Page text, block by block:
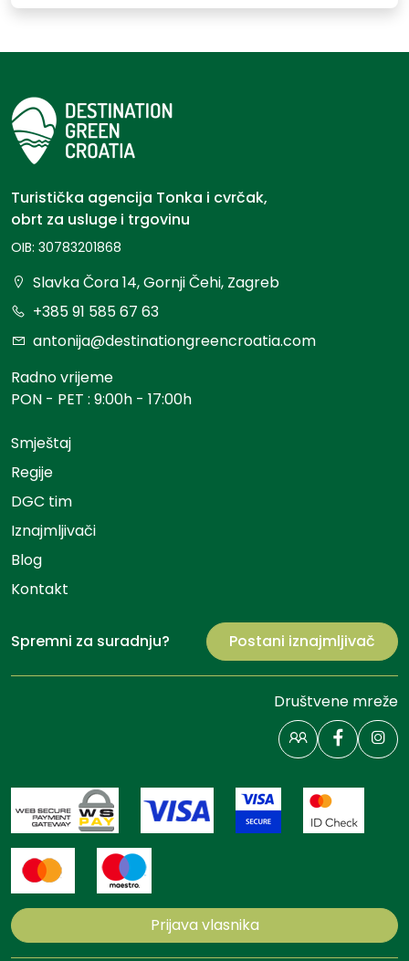
Turistička agencija Tonka i cvrčak,
obrt za usluge i trgovinu
OIB: 30783201868
Slavka Čora 14, Gornji Čehi, Zagreb
+385 91 585 67 63
antonija@destinationgreencroatia.com
Radno vrijeme
PON - PET : 9:00h - 17:00h
Smještaj
Regije
DGC tim
Iznajmljivači
Blog
Kontakt
Spremni za suradnju? Postani iznajmljivač
Društvene mreže
Prijava vlasnika